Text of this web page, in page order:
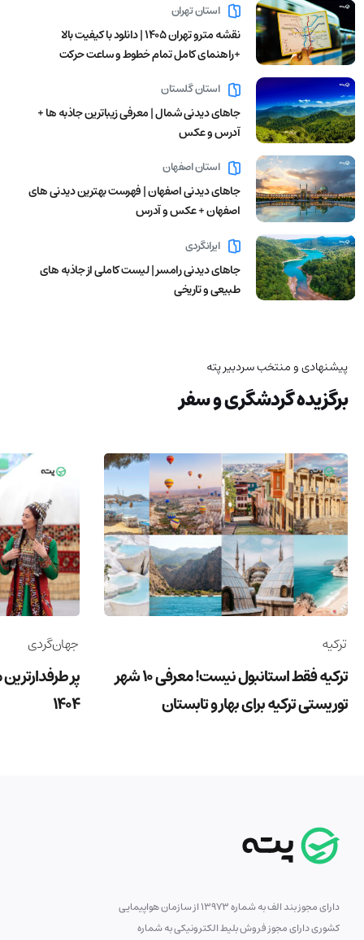
استان تهران
نقشه مترو تهران ۱۴۰۵ | دانلود با کیفیت بالا
+راهنمای کامل تمام خطوط و ساعت حرکت
استان گلستان
جاهای دیدنی شمال | معرفی زیباترین جاذبه ها +
آدرس و عکس
استان اصفهان
جاهای دیدنی اصفهان | فهرست بهترین دیدنی های
اصفهان + عکس و آدرس
ایرانگردی
جاهای دیدنی رامسر | لیست کاملی از جاذبه های
طبیعی و تاریخی
پیشنهادی و منتخب سردبیر پته
برگزیده گردشگری و سفر
ترکیه
ترکیه فقط استانبول نیست! معرفی 10 شهر
توریستی ترکیه برای بهار و تابستان
جهان‌گردی
پر
1404
دارای مجوز بند الف به شماره 13973 از سازمان هواپیمایی
کشوری دارای مجوز فروش بلیط الکترونیکی به شماره